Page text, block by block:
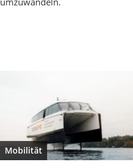
Mobilität